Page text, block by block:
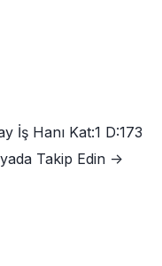
İş Hanı Kat:1 D:173
Takip Edin ->